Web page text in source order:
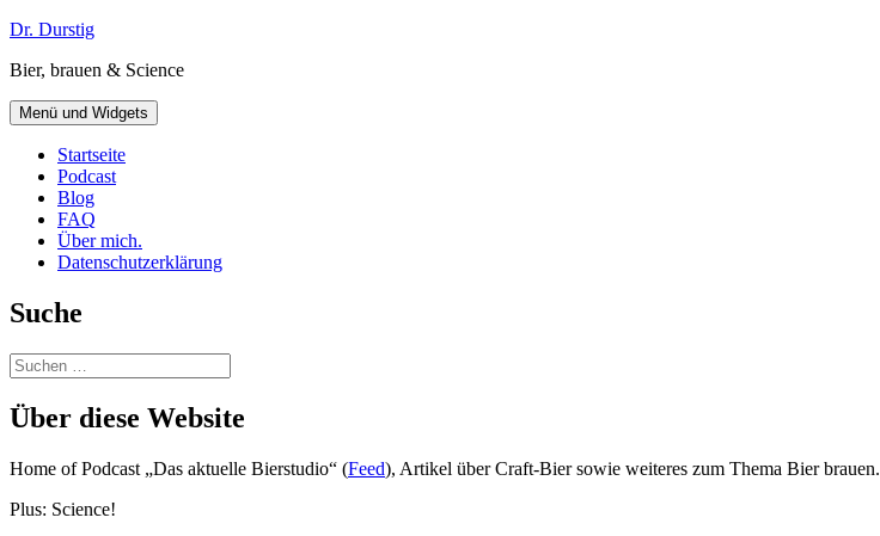
Zum
springen
Dr. Durstig
Bier, brauen & Science
Menü und Widgets
Startseite
Podcast
Blog
FAQ
Über mich.
Datenschutzerklärung
Suche
Suchen
nach:
Über diese Website
Home of Podcast „Das aktuelle Bierstudio“ (Feed), Artikel über Craft-Bier sowie weiteres zum Thema Bier brauen.
Plus: Science!